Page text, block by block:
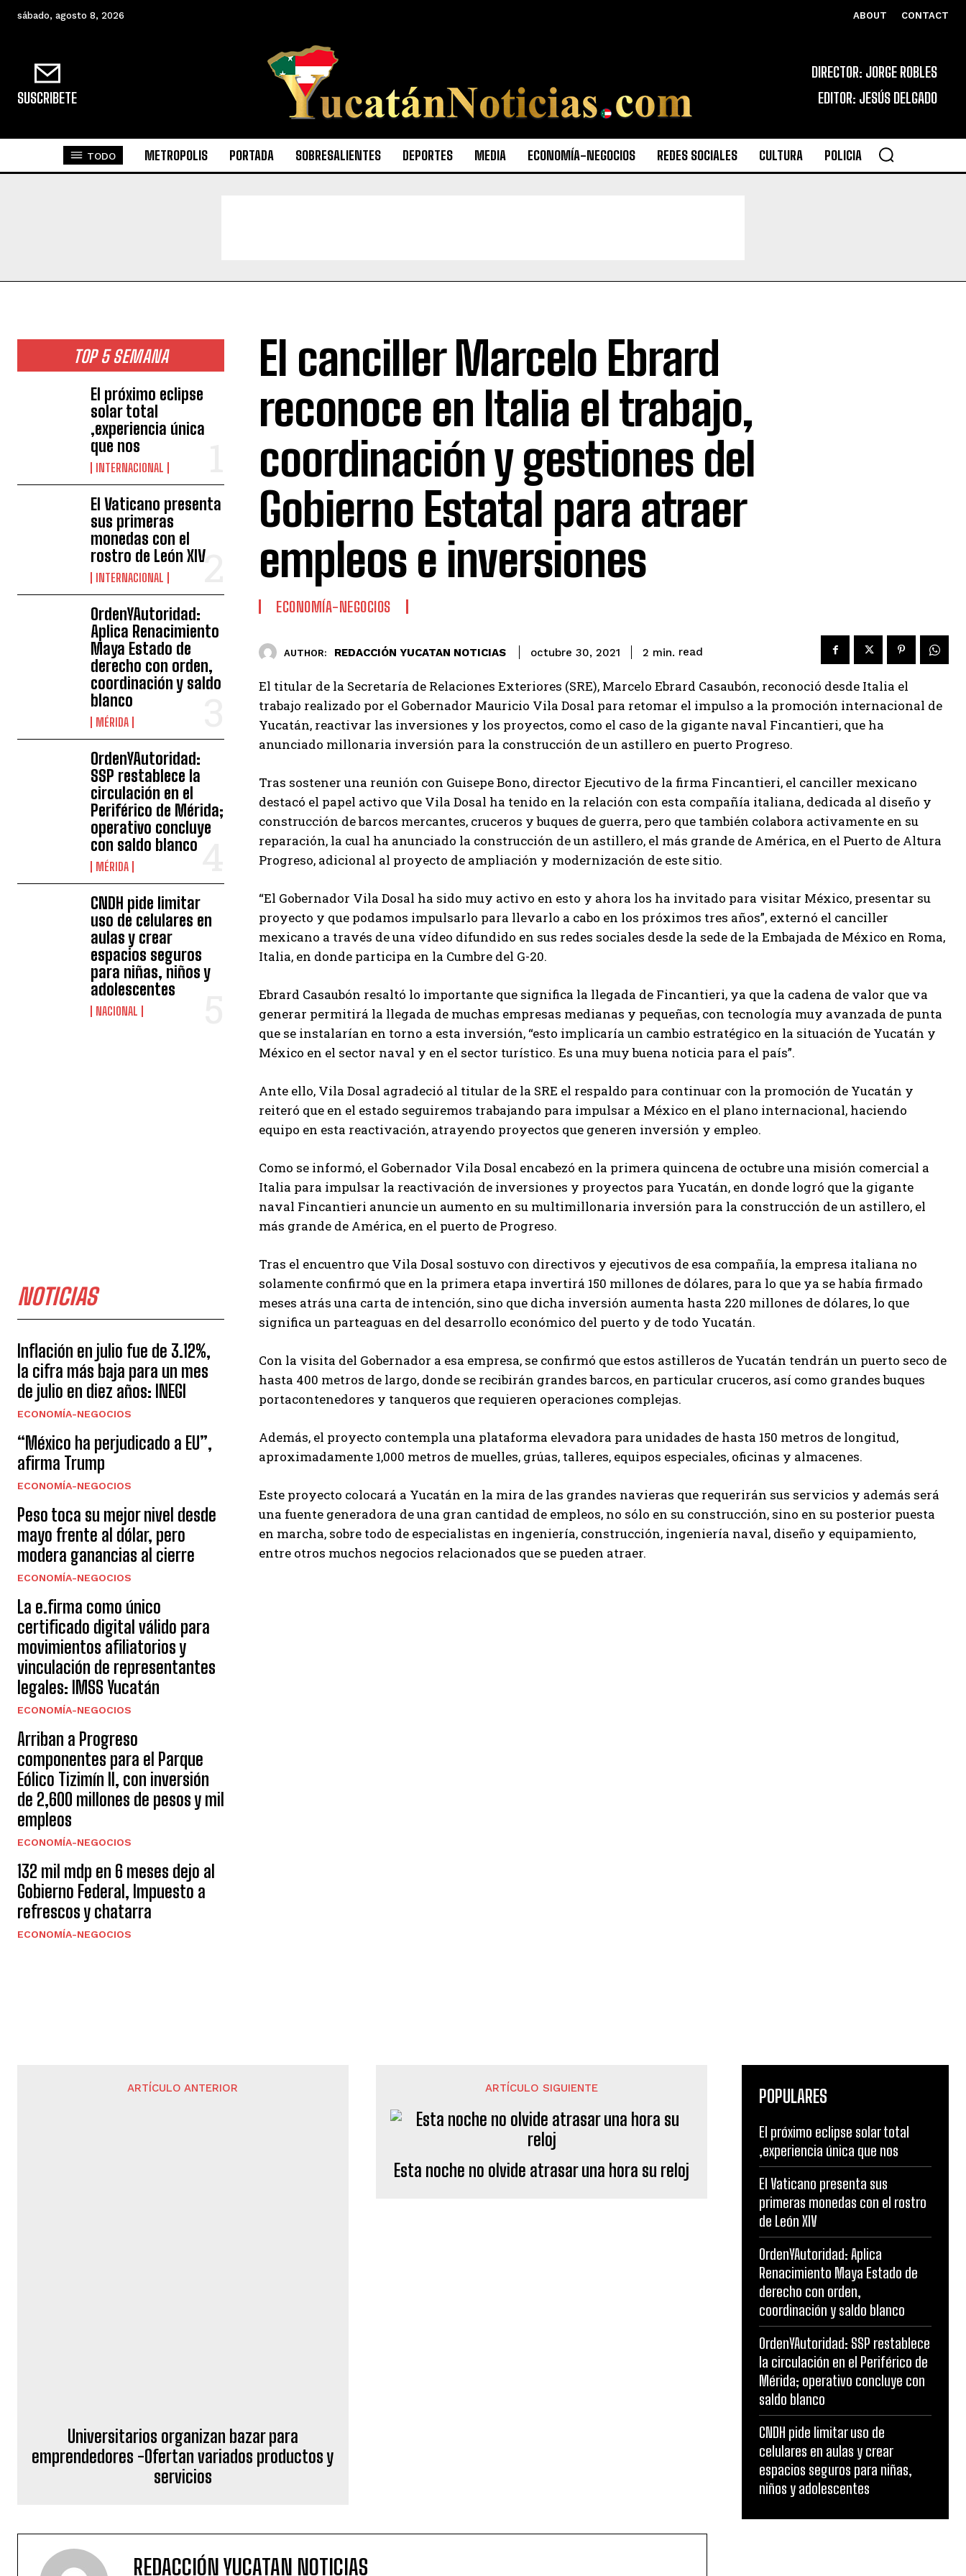
sábado, agosto 8, 2026 ABOUT CONTACT
SUSCRIBETE
DIRECTOR: JORGE ROBLES
EDITOR: JESÚS DELGADO
TODO METROPOLIS PORTADA SOBRESALIENTES DEPORTES MEDIA ECONOMÍA-NEGOCIOS REDES SOCIALES CULTURA POLICIA
TOP 5 SEMANA
El próximo eclipse
solar total
,experiencia única
que nos
INTERNACIONAL
El Vaticano presenta
sus primeras
monedas con el
rostro de León XIV
INTERNACIONAL
OrdenYAutoridad:
Aplica Renacimiento
Maya Estado de
derecho con orden,
coordinación y saldo
blanco
MÉRIDA
OrdenYAutoridad:
SSP restablece la
circulación en el
Periférico de Mérida;
operativo concluye
con saldo blanco
MÉRIDA
CNDH pide limitar
uso de celulares en
aulas y crear
espacios seguros
para niñas, niños y
adolescentes
NACIONAL
NOTICIAS
Inflación en julio fue de 3.12%,
la cifra más baja para un mes
de julio en diez años: INEGI
ECONOMÍA-NEGOCIOS
“México ha perjudicado a EU”,
afirma Trump
ECONOMÍA-NEGOCIOS
Peso toca su mejor nivel desde
mayo frente al dólar, pero
modera ganancias al cierre
ECONOMÍA-NEGOCIOS
La e.firma como único
certificado digital válido para
movimientos afiliatorios y
vinculación de representantes
legales: IMSS Yucatán
ECONOMÍA-NEGOCIOS
Arriban a Progreso
componentes para el Parque
Eólico Tizimín II, con inversión
de 2,600 millones de pesos y mil
empleos
ECONOMÍA-NEGOCIOS
132 mil mdp en 6 meses dejo al
Gobierno Federal, Impuesto a
refrescos y chatarra
ECONOMÍA-NEGOCIOS
El canciller Marcelo Ebrard
reconoce en Italia el trabajo,
coordinación y gestiones del
Gobierno Estatal para atraer
empleos e inversiones
ECONOMÍA-NEGOCIOS
AUTHOR: REDACCIÓN YUCATAN NOTICIAS octubre 30, 2021 2 min. read
El titular de la Secretaría de Relaciones Exteriores (SRE), Marcelo Ebrard Casaubón, reconoció desde Italia el
trabajo realizado por el Gobernador Mauricio Vila Dosal para retomar el impulso a la promoción internacional de
Yucatán, reactivar las inversiones y los proyectos, como el caso de la gigante naval Fincantieri, que ha
anunciado millonaria inversión para la construcción de un astillero en puerto Progreso.
Tras sostener una reunión con Guisepe Bono, director Ejecutivo de la firma Fincantieri, el canciller mexicano
destacó el papel activo que Vila Dosal ha tenido en la relación con esta compañía italiana, dedicada al diseño y
construcción de barcos mercantes, cruceros y buques de guerra, pero que también colabora activamente en su
reparación, la cual ha anunciado la construcción de un astillero, el más grande de América, en el Puerto de Altura
Progreso, adicional al proyecto de ampliación y modernización de este sitio.
“El Gobernador Vila Dosal ha sido muy activo en esto y ahora los ha invitado para visitar México, presentar su
proyecto y que podamos impulsarlo para llevarlo a cabo en los próximos tres años”, externó el canciller
mexicano a través de una vídeo difundido en sus redes sociales desde la sede de la Embajada de México en Roma,
Italia, en donde participa en la Cumbre del G-20.
Ebrard Casaubón resaltó lo importante que significa la llegada de Fincantieri, ya que la cadena de valor que va
generar permitirá la llegada de muchas empresas medianas y pequeñas, con tecnología muy avanzada de punta
que se instalarían en torno a esta inversión, “esto implicaría un cambio estratégico en la situación de Yucatán y
México en el sector naval y en el sector turístico. Es una muy buena noticia para el país”.
Ante ello, Vila Dosal agradeció al titular de la SRE el respaldo para continuar con la promoción de Yucatán y
reiteró que en el estado seguiremos trabajando para impulsar a México en el plano internacional, haciendo
equipo en esta reactivación, atrayendo proyectos que generen inversión y empleo.
Como se informó, el Gobernador Vila Dosal encabezó en la primera quincena de octubre una misión comercial a
Italia para impulsar la reactivación de inversiones y proyectos para Yucatán, en donde logró que la gigante
naval Fincantieri anuncie un aumento en su multimillonaria inversión para la construcción de un astillero, el
más grande de América, en el puerto de Progreso.
Tras el encuentro que Vila Dosal sostuvo con directivos y ejecutivos de esa compañía, la empresa italiana no
solamente confirmó que en la primera etapa invertirá 150 millones de dólares, para lo que ya se había firmado
meses atrás una carta de intención, sino que dicha inversión aumenta hasta 220 millones de dólares, lo que
significa un parteaguas en del desarrollo económico del puerto y de todo Yucatán.
Con la visita del Gobernador a esa empresa, se confirmó que estos astilleros de Yucatán tendrán un puerto seco de
hasta 400 metros de largo, donde se recibirán grandes barcos, en particular cruceros, así como grandes buques
portacontenedores y tanqueros que requieren operaciones complejas.
Además, el proyecto contempla una plataforma elevadora para unidades de hasta 150 metros de longitud,
aproximadamente 1,000 metros de muelles, grúas, talleres, equipos especiales, oficinas y almacenes.
Este proyecto colocará a Yucatán en la mira de las grandes navieras que requerirán sus servicios y además será
una fuente generadora de una gran cantidad de empleos, no sólo en su construcción, sino en su posterior puesta
en marcha, sobre todo de especialistas en ingeniería, construcción, ingeniería naval, diseño y equipamiento,
entre otros muchos negocios relacionados que se pueden atraer.
ARTÍCULO ANTERIOR ARTÍCULO SIGUIENTE
Esta noche no olvide atrasar una hora su reloj
DEJA UNA RESPUESTA
Iniciar sesión para dejar un comentario
POPULARES
El próximo eclipse solar total
,experiencia única que nos
El Vaticano presenta sus
primeras monedas con el rostro
de León XIV
OrdenYAutoridad: Aplica
Renacimiento Maya Estado de
derecho con orden,
coordinación y saldo blanco
OrdenYAutoridad: SSP restablece
la circulación en el Periférico de
Mérida; operativo concluye con
saldo blanco
CNDH pide limitar uso de
celulares en aulas y crear
espacios seguros para niñas,
niños y adolescentes